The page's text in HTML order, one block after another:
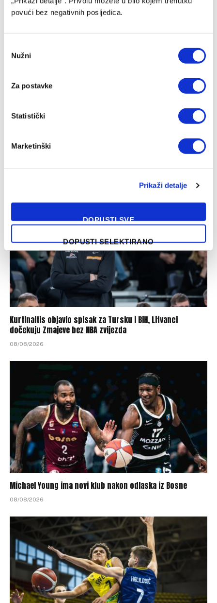
povući bez negativnih posljedica.
Selection
Nužni
Za postavke
Statistički
Marketinški
Prikaži detalje
DOPUSTI SVE
DOPUSTI SELEKTIRANO
nijednom klubu
Kurtinaitis objavio spisak za Tursku i BiH, Litvanci
dočekuju Zmajeve bez NBA zvijezda
08/08/2026
Michael Young ima novi klub nakon odlaska iz Bosne
08/08/2026